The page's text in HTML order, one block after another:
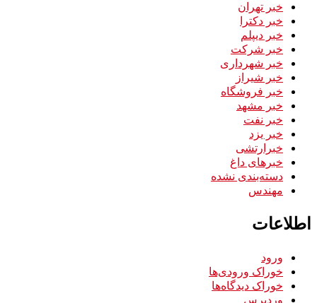
خبر تهران
خبر دکترا
خبر دیپلم
خبر شرکت
خبر شهرداری
خبر شیراز
خبر فروشگاه
خبر مشهد
خبر نفت
خبر یزد
خبرارتشی
خبرهای داغ
دسته‌بندی نشده
مهندس
اطلاعات
ورود
خوراک ورودی‌ها
خوراک دیدگاه‌ها
وردپرس